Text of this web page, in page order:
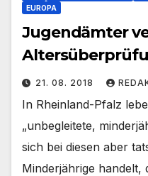
EUROPA
Jugendämter
21. 08. 2018
In Rheinland-Pfalz
„unbegleitete,
sich bei diesen aber
Minderjährige